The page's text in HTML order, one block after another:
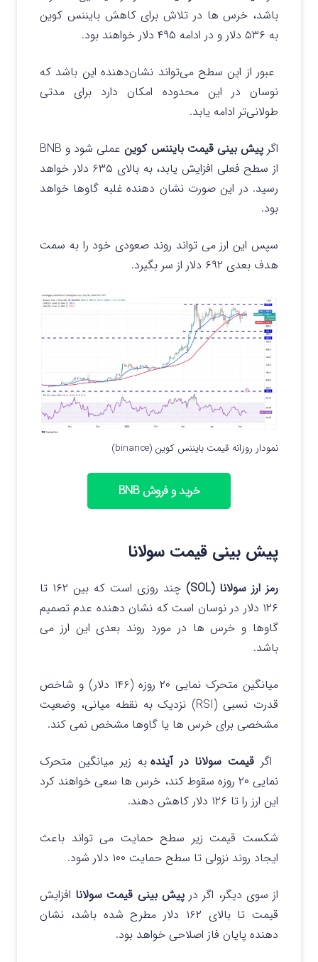
باشد، خرس ها در تلاش برای کاهش بایننس کوین
به ۵۳۶ دلار و در ادامه ۴۹۵ دلار خواهند بود.
عبور از این سطح می‌تواند نشان‌دهنده این باشد که
نوسان در این محدوده امکان دارد برای مدتی
طولانی‌تر ادامه یابد.
اگرپیش بینی قیمت بایننس کوین
عملی شود و BNB
از سطح فعلی افزایش یابد، به بالای ۶۳۵ دلار خواهد
رسید. در این صورت نشان دهنده غلبه گاوها خواهد
بود.
سپس این ارز می تواند روند صعودی خود را به سمت
هدف بعدی ۶۹۲ دلار از سر بگیرد.
نمودار روزانه قیمت بایننس کوین (binance)
خرید و فروش BNB
پیش بینی قیمت سولانا
رمز ارز سولانا (SOL)
چند روزی است که بین ۱۶۲ تا
۱۲۶ دلار در نوسان است که نشان دهنده عدم تصمیم
گاوها و خرس ها در مورد روند بعدی این ارز می
باشد.
میانگین متحرک نمایی ۲۰ روزه (۱۴۶ دلار) و شاخص
قدرت نسبی (RSI) نزدیک به نقطه میانی، وضعیت
مشخصی برای خرس ها یا گاوها مشخص نمی کند.
اگر قیمت سولانا در آینده به زیر میانگین متحرک
نمایی ۲۰ روزه سقوط کند، خرس ها سعی خواهند کرد
این ارز را تا ۱۲۶ دلار کاهش دهند.
شکست قیمت زیر سطح حمایت می تواند باعث
ایجاد روند نزولی تا سطح حمایت ۱۰۰ دلار شود.
از سوی دیگر، اگر درپیش بینی قیمت سولانا افزایش
قیمت تا بالای ۱۶۲ دلار مطرح شده باشد، نشان
دهنده پایان فاز اصلاحی خواهد بود.